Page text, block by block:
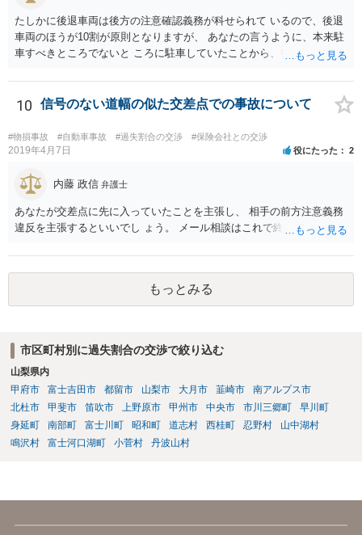
たしかに後退車両は後方の注意確認義務が科せられて いるので、後退
車両のほうが10割が原則となりますが、 あなたの言うように、本来駐
車すべきところでないと ころに駐車していたことから、後退車両のさ
いたならクラクションを鳴らす必要もあるでしょう。 駐車スペースで
ないところに停めていることの合図と して、補助ランプも点灯してお
です。
10 信号のない道幅の似た交差点での事故について
#物損事故 #自動車事故 #過失割合の交渉 #保険会社との交渉
2019年4月7日 役にたった 2
内藤 政信 弁護士
あなたが交差点に先に入っていたことを主張し、 相手の前方注意義務
違反を主張するといいでし ょう。 メール相談はこれで終わります。
もっとみる
市区町村別に過失割合の交渉で絞り込む
山梨県内
甲府市
富士吉田市 都留市 山梨市 大月市 韮崎市
南アルプス市
北杜市
甲斐市 笛吹市 上野原市 甲州市 中央市 市川三郷町
早川町
身延町
南部町 富士川町 昭和町 道志村 西桂町 忍野村
山中湖村
鳴沢村
富士河口湖町 小菅村 丹波山村